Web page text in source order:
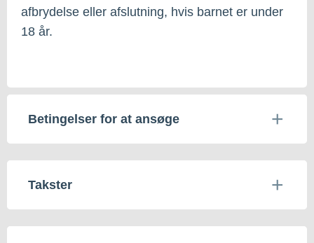
afbrydelse eller afslutning, hvis barnet er under
18 år.
Betingelser for at ansøge
Takster